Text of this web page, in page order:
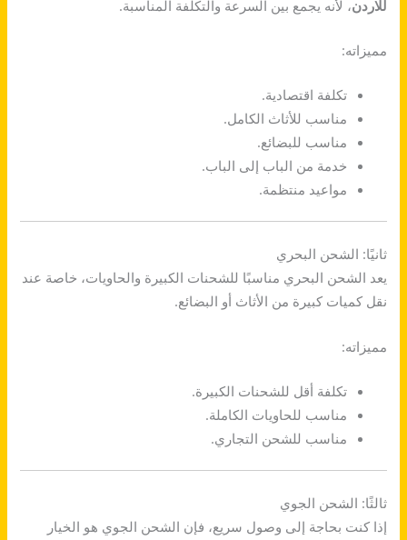
للاردن، لأنه يجمع بين السرعة والتكلفة المناسبة.
مميزاته:
تكلفة اقتصادية.
مناسب للأثاث الكامل.
مناسب للبضائع.
خدمة من الباب إلى الباب.
مواعيد منتظمة.
ثانيًا: الشحن البحري
يعد الشحن البحري مناسبًا للشحنات الكبيرة والحاويات، خاصة عند
نقل كميات كبيرة من الأثاث أو البضائع.
مميزاته:
تكلفة أقل للشحنات الكبيرة.
مناسب للحاويات الكاملة.
مناسب للشحن التجاري.
ثالثًا: الشحن الجوي
إذا كنت بحاجة إلى وصول سريع، فإن الشحن الجوي هو الخيار